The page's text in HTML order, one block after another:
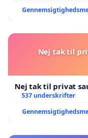
Nej tak til
Nej tak til privat
537 underskrifter